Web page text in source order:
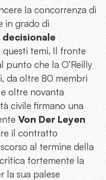
la concorrenza di
in grado di
questi temi. Il fronte
che la O’Reilly
da oltre 80 membri
oltre novanta
civile firmano una
Von Der Leyen
il contratto
al termine della
critica fortemente la
la sua palese